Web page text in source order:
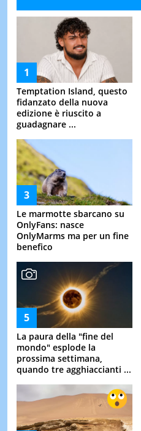
Temptation Island, questo
fidanzato della nuova
edizione è riuscito a
guadagnare ...
Le marmotte sbarcano su
OnlyFans: nasce
OnlyMarms ma per un fine
benefico
La paura della "fine del
mondo" esplode la
prossima settimana,
quando tre agghiaccianti ...